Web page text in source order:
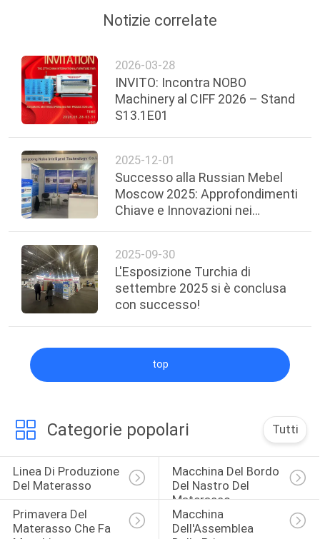
Notizie correlate
2026-03-28
INVITO: Incontra NOBO
Machinery al CIFF 2026 – Stand
S13.1E01
2025-12-01
Successo alla Russian Mebel
Moscow 2025: Approfondimenti
Chiave e Innovazioni nei
2025-09-30
L'Esposizione Turchia di
settembre 2025 si è conclusa
con successo!
top
Categorie popolari Tutti
Linea Di Produzione
Del Materasso
Macchina Del Bordo
Del Nastro Del
Materasso
Primavera Del
Materasso Che Fa
Macchina
Dell'Assemblea